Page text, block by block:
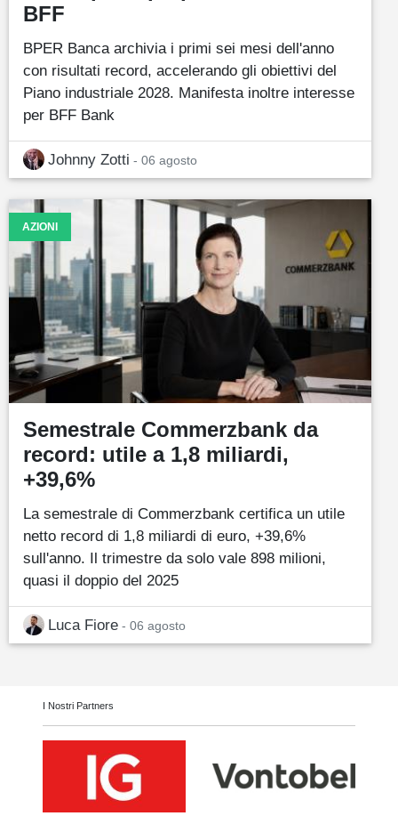
BFF
BPER Banca archivia i primi sei mesi dell'anno
con risultati record, accelerando gli obiettivi del
Piano industriale 2028. Manifesta inoltre interesse
per BFF Bank
Johnny Zotti - 06 agosto
AZIONI
Semestrale Commerzbank da
record: utile a 1,8 miliardi,
+39,6%
La semestrale di Commerzbank certifica un utile
netto record di 1,8 miliardi di euro, +39,6%
sull'anno. Il trimestre da solo vale 898 milioni,
quasi il doppio del 2025
Luca Fiore - 06 agosto
I Nostri Partners